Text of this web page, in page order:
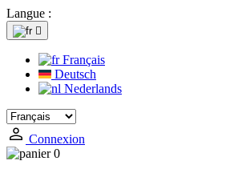
Langue :

Français
Deutsch
Nederlands
Connexion
0